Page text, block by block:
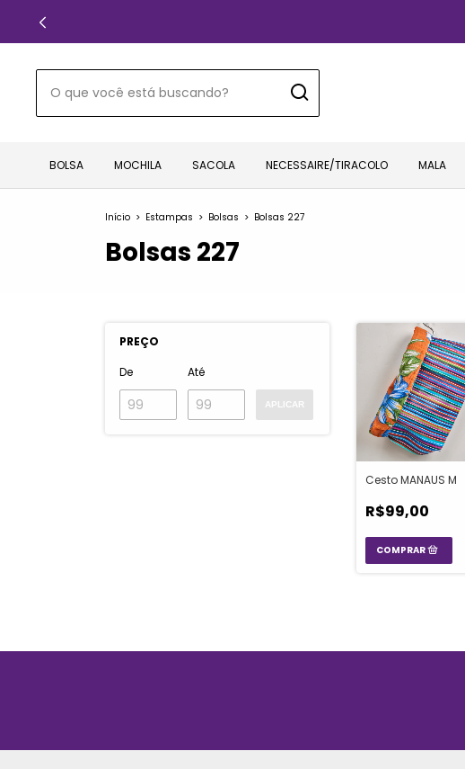
BOLSA MOCHILA SACOLA NECESSAIRE/TIRACOLO MALA
Início > Estampas > Bolsas > Bolsas 227
Bolsas 227
PREÇO
De
Até
APLICAR
Cesto MANAUS M
R$99,00